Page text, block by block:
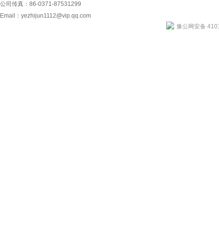
公司传真：86-0371-87531299
Email： yezhijun1112@vip.qq.com
豫公网安备